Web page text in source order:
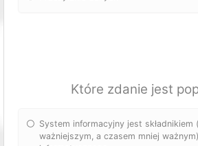
Które zdanie jest
System informacyjny jest składnikiem
ważniejszym, a czasem mniej